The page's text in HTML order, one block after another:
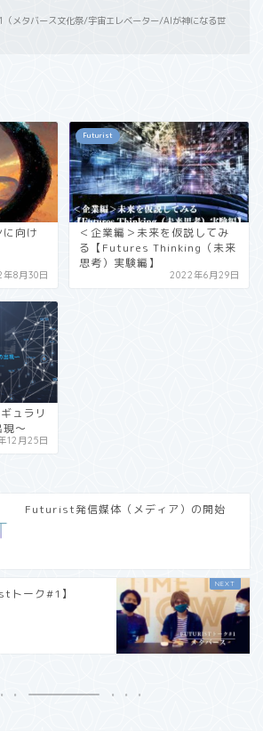
メタバース文化祭/宇宙エレベーター/AIが神になる世
向け
8月30日
Futurist
＜企業編＞未来を仮説してみ
る【Futures Thinking（未来
思考）実験編】
2022年6月29日
ュラリ
〜
12月25日
Futurist発信媒体（メディア）の開始
トーク#1】